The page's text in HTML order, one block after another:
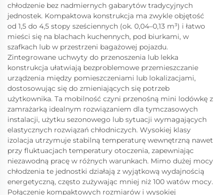
chłodzenie bez nadmiernych gabarytów tradycyjnych
jednostek. Kompaktowa konstrukcja ma zwykle objętość
od 1,5 do 4,5 stopy sześciennych (ok. 0,04–0,13 m³) i łatwo
mieści się na blachach kuchennych, pod biurkami, w
szafkach lub w przestrzeni bagażowej pojazdu.
Zintegrowane uchwyty do przenoszenia lub lekka
konstrukcja ułatwiają bezproblemowe przemieszczanie
urządzenia między pomieszczeniami lub lokalizacjami,
dostosowując się do zmieniających się potrzeb
użytkownika. Ta mobilność czyni przenośną mini lodówkę z
zamrażarką idealnym rozwiązaniem dla tymczasowych
instalacji, użytku sezonowego lub sytuacji wymagających
elastycznych rozwiązań chłodniczych. Wysokiej klasy
izolacja utrzymuje stabilną temperaturę wewnętrzną nawet
przy fluktuacjach temperatury otoczenia, zapewniając
niezawodną pracę w różnych warunkach. Mimo dużej mocy
chłodzenia te jednostki działają z wyjątkową wydajnością
energetyczną, często zużywając mniej niż 100 watów mocy.
Połączenie kompaktowych rozmiarów i wysokiej